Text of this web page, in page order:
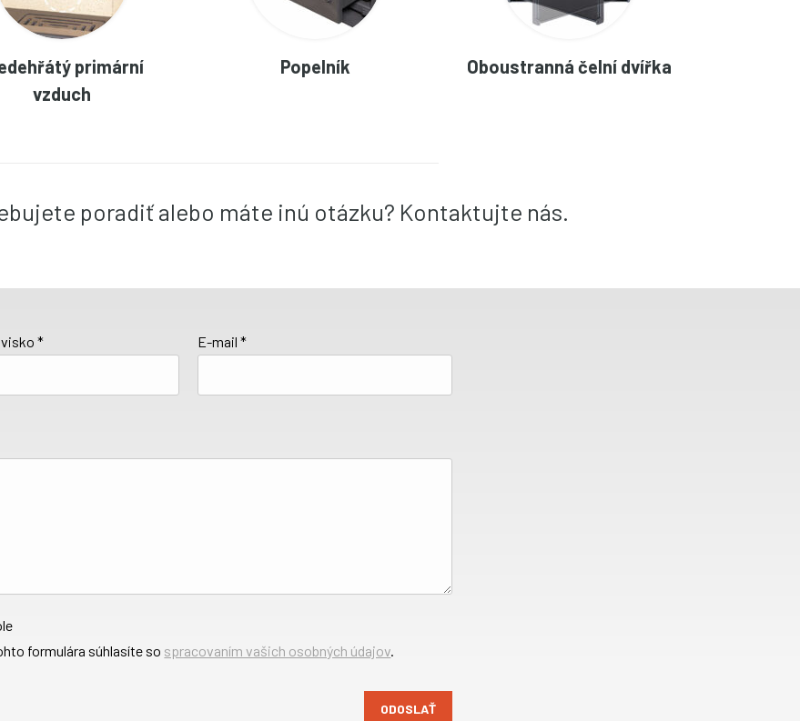
primární
vzduch
Popelník Oboustranná čelní dvířka
poradiť alebo máte inú otázku? Kontaktujte nás.
* E-mail *
formulára súhlasíte so spracovaním vašich osobných údajov